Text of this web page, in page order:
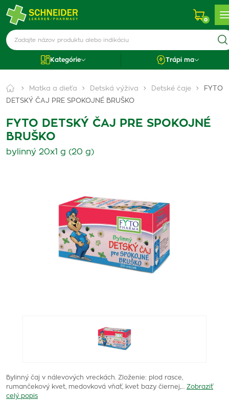
0
Kategórie Trápi ma
Matka a dieťa Detská výživa Detské čaje
FYTO
DETSKÝ ČAJ PRE SPOKOJNÉ BRUŠKO
FYTO DETSKÝ ČAJ PRE SPOKOJNÉ
BRUŠKO
bylinný 20x1 g (20 g)
Bylinný čaj v nálevových vreckách. Zloženie: plod rasce,
rumančekový kvet, medovková vňať, kvet bazy čiernej,…
Zobraziť
celý popis